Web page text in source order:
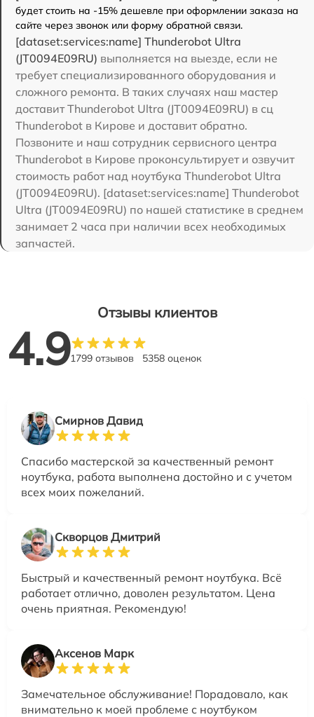
будет стоить на -15% дешевле при оформлении заказа на
сайте через звонок или форму обратной связи.
[dataset:services:name] Thunderobot Ultra
(JT0094E09RU) выполняется на выезде, если не
требует специализированного оборудования и
сложного ремонта. В таких случаях наш мастер
доставит Thunderobot Ultra (JT0094E09RU) в сц
Thunderobot в Кирове и доставит обратно.
Позвоните и наш сотрудник сервисного центра
Thunderobot в Кирове проконсультирует и озвучит
стоимость работ над ноутбука Thunderobot Ultra
(JT0094E09RU). [dataset:services:name] Thunderobot
Ultra (JT0094E09RU) по нашей статистике в среднем
занимает 2 часа при наличии всех необходимых
запчастей.
Отзывы клиентов
4.91799 отзывов 5358 оценок
Смирнов Давид
Спасибо мастерской за качественный ремонт
ноутбука, работа выполнена достойно и с учетом
всех моих пожеланий.
Скворцов Дмитрий
Быстрый и качественный ремонт ноутбука. Всё
работает отлично, доволен результатом. Цена
очень приятная. Рекомендую!
Аксенов Марк
Замечательное обслуживание! Порадовало, как
внимательно к моей проблеме с ноутбуком